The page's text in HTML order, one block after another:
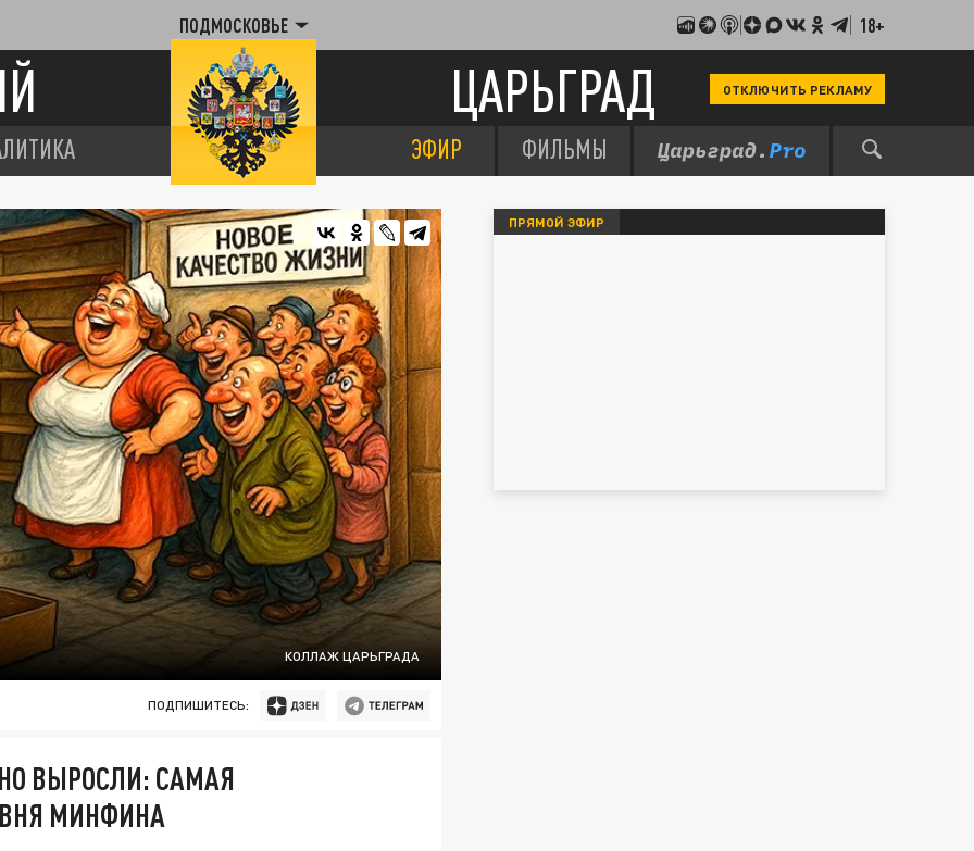
ПОДМОСКОВЬЕ 18+
ЦАРЬГРАД ОТКЛЮЧИТЬ РЕКЛАМУ
ЭФИР ФИЛЬМЫ
КОЛЛАЖ ЦАРЬГРАДА
ПОДПИШИТЕСЬ:
ВЫРОСЛИ: САМАЯ
МИНФИНА
ПРЯМОЙ ЭФИР